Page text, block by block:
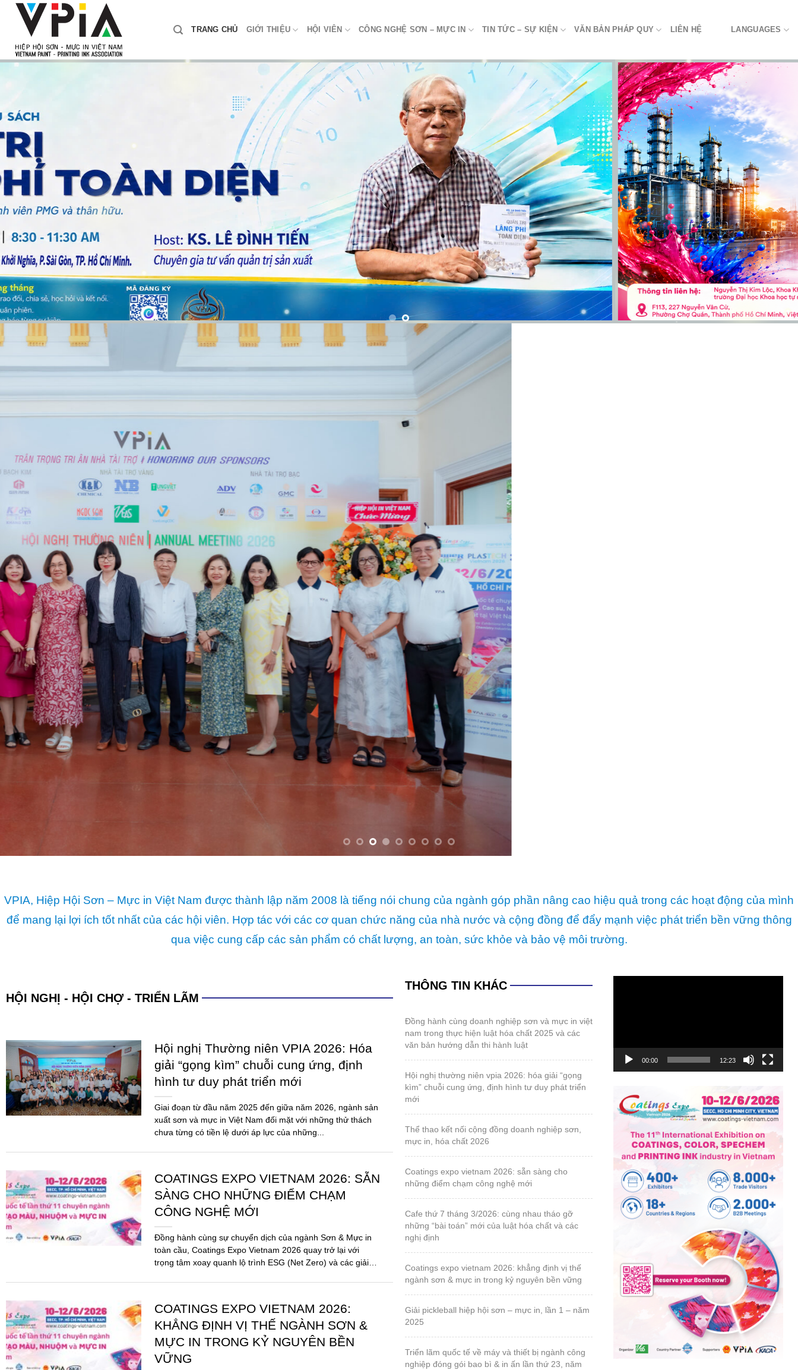
Skip
content
TRANG CHỦ GIỚI THIỆU HỘI VIÊN CÔNG NGHỆ SƠN – MỰC IN TIN TỨC – SỰ KIỆN VĂN BẢN PHÁP QUY LIÊN HỆ LANGUAGES
VPIA, Hiệp Hội Sơn – Mực in Việt Nam được thành lập năm 2008 là tiếng nói chung của ngành góp phần nâng cao hiệu quả trong các hoạt động của mình
để mang lại lợi ích tốt nhất của các hội viên. Hợp tác với các cơ quan chức năng của nhà nước và cộng đồng để đẩy mạnh việc phát triển bền vững thông
qua việc cung cấp các sản phẩm có chất lượng, an toàn, sức khỏe và bảo vệ môi trường.
HỘI NGHỊ - HỘI CHỢ - TRIỂN LÃM
Hội nghị Thường niên VPIA 2026: Hóa
giải “gọng kìm” chuỗi cung ứng, định
hình tư duy phát triển mới
Giai đoạn từ đầu năm 2025 đến giữa năm 2026, ngành sản
xuất sơn và mực in Việt Nam đối mặt với những thử thách
chưa từng có tiền lệ dưới áp lực của những...
COATINGS EXPO VIETNAM 2026: SẴN
SÀNG CHO NHỮNG ĐIỂM CHẠM
CÔNG NGHỆ MỚI
Đồng hành cùng sự chuyển dịch của ngành Sơn & Mực in
toàn cầu, Coatings Expo Vietnam 2026 quay trở lại với
trọng tâm xoay quanh lộ trình ESG (Net Zero) và các giải
COATINGS EXPO VIETNAM 2026:
KHẲNG ĐỊNH VỊ THẾ NGÀNH SƠN &
MỰC IN TRONG KỶ NGUYÊN BỀN
VỮNG
THÔNG TIN KHÁC
đồng hành cùng doanh nghiệp sơn và mực in việt
nam trong thực hiện luật hóa chất 2025 và các
văn bản hướng dẫn thi hành luật
hội nghị thường niên vpia 2026: hóa giải “gọng
kìm” chuỗi cung ứng, định hình tư duy phát triển
mới
thể thao kết nối cộng đồng doanh nghiệp sơn,
mực in, hóa chất 2026
coatings expo vietnam 2026: sẵn sàng cho
những điểm chạm công nghệ mới
cafe thứ 7 tháng 3/2026: cùng nhau tháo gỡ
những “bài toán” mới của luật hóa chất và các
nghị định
coatings expo vietnam 2026: khẳng định vị thế
ngành sơn & mực in trong kỷ nguyên bền vững
giải pickleball hiệp hội sơn – mực in, lần 1 – năm
2025
triển lãm quốc tế về máy và thiết bị ngành công
nghiệp đóng gói bao bì & in ấn lần thứ 23, năm
00:00 12:23